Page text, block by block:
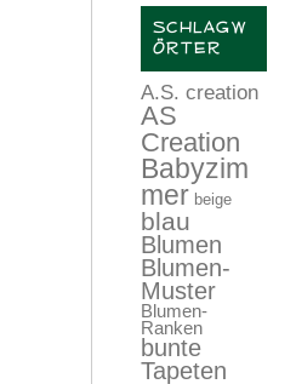
SCHLAGW
ÖRTER
A.S. creation
AS
Creation
Babyzim
mer beige
blau
Blumen
Blumen-
Muster
Blumen-
Ranken
bunte
Tapeten